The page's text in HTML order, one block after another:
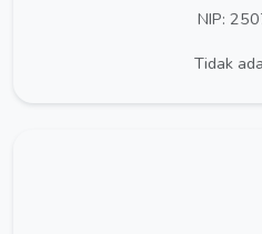
NIP:
Tidak